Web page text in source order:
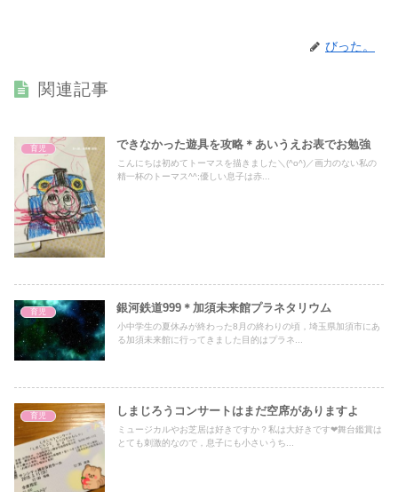
びった。
関連記事
育児 できなかった遊具を攻略＊あいうえお表でお勉強
こんにちは初めてトーマスを描きました＼(^o^)／画力のない私の
精一杯のトーマス^^;優しい息子は赤...
育児 銀河鉄道999＊加須未来館プラネタリウム
小中学生の夏休みが終わった8月の終わりの頃，埼玉県加須市にあ
る加須未来館に行ってきました目的はプラネ...
育児 しまじろうコンサートはまだ空席がありますよ
ミュージカルやお芝居は好きですか？私は大好きです❤︎舞台鑑賞は
とても刺激的なので，息子にも小さいうち...